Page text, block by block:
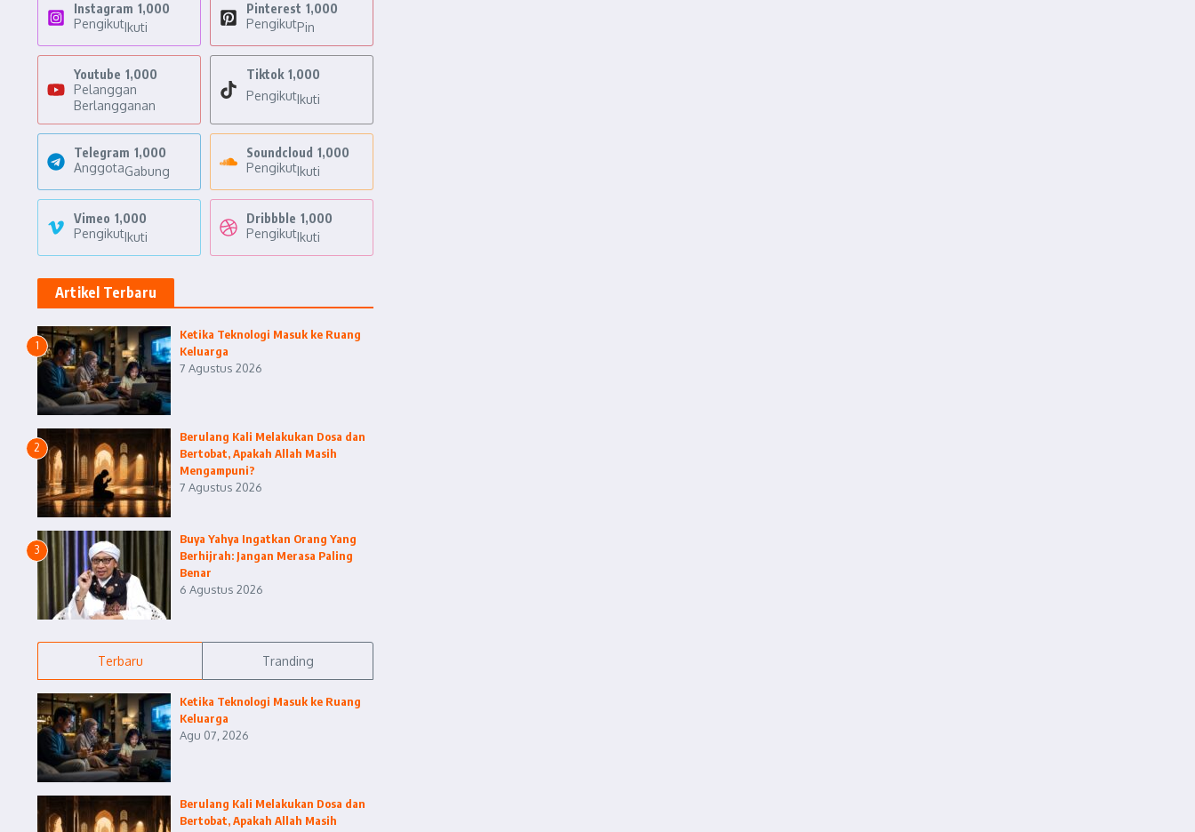
Instagram 1,000
PengikutIkuti
Pinterest 1,000
PengikutPin
Youtube 1,000
Pelanggan
Berlangganan
Tiktok 1,000
PengikutIkuti
Telegram 1,000
AnggotaGabung
Soundcloud 1,000
PengikutIkuti
Vimeo 1,000
PengikutIkuti
Dribbble 1,000
PengikutIkuti
Artikel Terbaru
1
Ketika Teknologi Masuk ke Ruang
Keluarga
7 Agustus 2026
2
Berulang Kali Melakukan Dosa dan
Bertobat, Apakah Allah Masih
Mengampuni?
7 Agustus 2026
3
Buya Yahya Ingatkan Orang Yang
Berhijrah: Jangan Merasa Paling
Benar
6 Agustus 2026
Terbaru Tranding
Ketika Teknologi Masuk ke Ruang
Keluarga
Agu 07, 2026
Berulang Kali Melakukan Dosa dan
Bertobat, Apakah Allah Masih